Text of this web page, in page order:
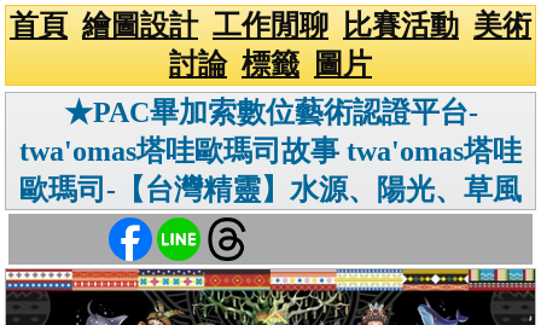
首頁 繪圖設計 工作閒聊 比賽活動 美術
討論 標籤
圖片
★PAC畢加索數位藝術認證平台-
twa'omas塔哇歐瑪司故事 twa'omas塔哇
歐瑪司-【台灣精靈】水源、陽光、草風